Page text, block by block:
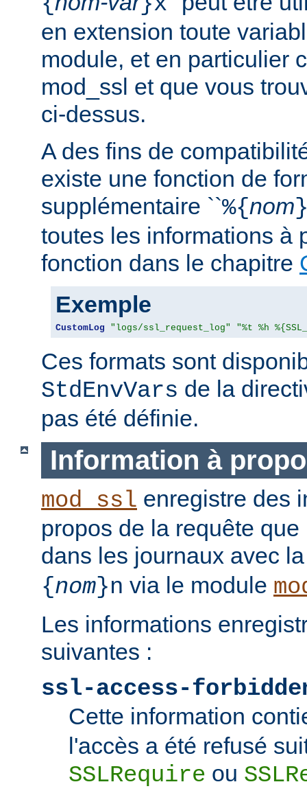
en extension toute
module, et en particulier
mod_ssl et que vous
ci-dessus.
A des fins de
existe une fonction de
supplémentaire ``%{nom
toutes les informations à
fonction dans le chapitre
Exemple
CustomLog "logs/ssl_request_log" "%t %h
Ces formats sont
StdEnvVars de la
pas été définie.
Information à
mod_ssl enregistre des
propos de la requête
dans les journaux avec
{nom}n via le module
Les informations
suivantes :
ssl-access-
Cette information
l'accès a été refusé
SSLRequire ou